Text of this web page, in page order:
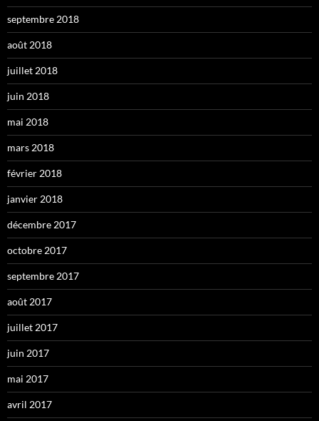
septembre 2018
août 2018
juillet 2018
juin 2018
mai 2018
mars 2018
février 2018
janvier 2018
décembre 2017
octobre 2017
septembre 2017
août 2017
juillet 2017
juin 2017
mai 2017
avril 2017